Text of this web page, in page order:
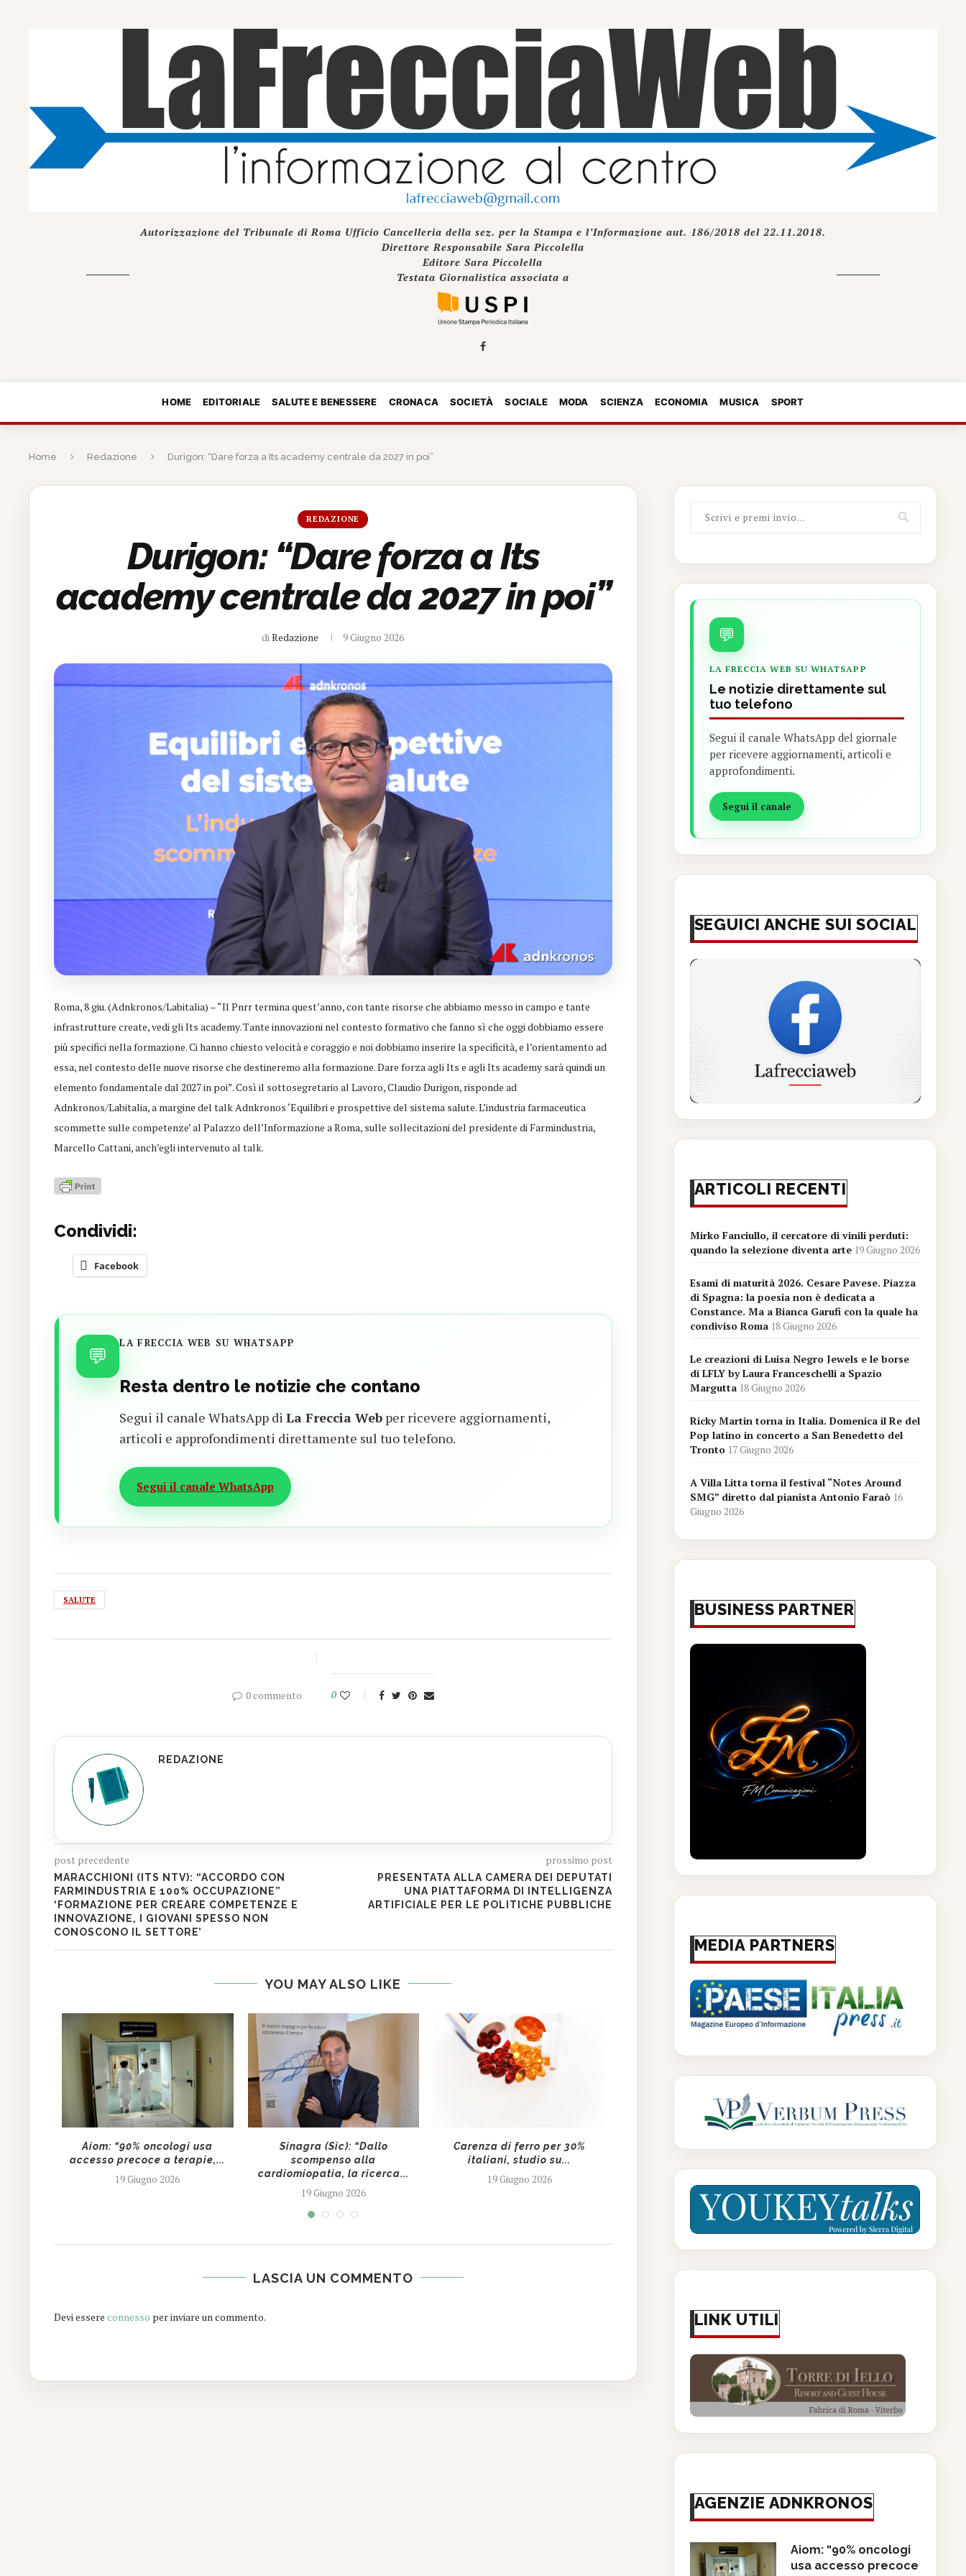
Autorizzazione del Tribunale di Roma Ufficio Cancelleria della sez. per la Stampa e l’Informazione aut. 186/2018 del 22.11.2018.
Direttore Responsabile Sara Piccolella
Editore Sara Piccolella
Testata Giornalistica associata a
HOME EDITORIALE SALUTE E BENESSERE CRONACA SOCIETÀ SOCIALE MODA SCIENZA ECONOMIA MUSICA SPORT
Home Redazione Durigon: “Dare forza a Its academy centrale da 2027 in poi”
REDAZIONE
Durigon: “Dare forza a Its
academy centrale da 2027 in poi”
diRedazione 9 Giugno 2026
Roma, 8 giu. (Adnkronos/Labitalia) – “Il Pnrr termina quest’anno, con tante risorse che abbiamo messo in campo e tante
infrastrutture create, vedi gli Its academy. Tante innovazioni nel contesto formativo che fanno sì che oggi dobbiamo essere
più specifici nella formazione. Ci hanno chiesto velocità e coraggio e noi dobbiamo inserire la specificità, e l’orientamento ad
essa, nel contesto delle nuove risorse che destineremo alla formazione. Dare forza agli Its e agli Its academy sarà quindi un
elemento fondamentale dal 2027 in poi”. Così il sottosegretario al Lavoro, Claudio Durigon, risponde ad
Adnkronos/Labitalia, a margine del talk Adnkronos ‘Equilibri e prospettive del sistema salute. L’industria farmaceutica
scommette sulle competenze’ al Palazzo dell’Informazione a Roma, sulle sollecitazioni del presidente di Farmindustria,
Marcello Cattani, anch’egli intervenuto al talk.
Condividi:
Facebook
💬 LA FRECCIA WEB SU WHATSAPP
Resta dentro le notizie che contano
Segui il canale WhatsApp diLa Freccia Web per ricevere aggiornamenti,
articoli e approfondimenti direttamente sul tuo telefono.
Segui il canale WhatsApp
SALUTE
0 commento 0
REDAZIONE
post precedente
MARACCHIONI (ITS NTV): “ACCORDO CON
FARMINDUSTRIA E 100% OCCUPAZIONE”
‘FORMAZIONE PER CREARE COMPETENZE E
INNOVAZIONE, I GIOVANI SPESSO NON
CONOSCONO IL SETTORE’
prossimo post
PRESENTATA ALLA CAMERA DEI DEPUTATI
UNA PIATTAFORMA DI INTELLIGENZA
ARTIFICIALE PER LE POLITICHE PUBBLICHE
YOU MAY ALSO LIKE
Aiom: “90% oncologi usa
accesso precoce a terapie,...
19 Giugno 2026
Sinagra (Sic): “Dallo
scompenso alla
cardiomiopatia, la ricerca...
19 Giugno 2026
Carenza di ferro per 30%
italiani, studio su...
19 Giugno 2026
Carenza di ferro per 30%
19 Giugno 2026
La meditazione è un
LASCIA UN COMMENTO
Devi essereconnesso per inviare un commento.
💬
LA FRECCIA WEB SU WHATSAPP
Le notizie direttamente sul
tuo telefono
Segui il canale WhatsApp del giornale
per ricevere aggiornamenti, articoli e
approfondimenti.
Segui il canale
SEGUICI ANCHE SUI SOCIAL
ARTICOLI RECENTI
Mirko Fanciullo, il cercatore di vinili perduti:
quando la selezione diventa arte 19 Giugno 2026
Esami di maturità 2026. Cesare Pavese. Piazza
di Spagna: la poesia non è dedicata a
Constance. Ma a Bianca Garufi con la quale ha
condiviso Roma 18 Giugno 2026
Le creazioni di Luisa Negro Jewels e le borse
di LFLY by Laura Franceschelli a Spazio
Margutta 18 Giugno 2026
Ricky Martin torna in Italia. Domenica il Re del
Pop latino in concerto a San Benedetto del
Tronto 17 Giugno 2026
A Villa Litta torna il festival “Notes Around
SMG” diretto dal pianista Antonio Faraò 16
Giugno 2026
BUSINESS PARTNER
MEDIA PARTNERS
LINK UTILI
AGENZIE ADNKRONOS
Aiom: “90% oncologi
usa accesso precoce